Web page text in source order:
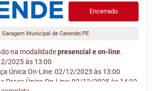
Encerrado
Municipal de Catende/PE
na modalidadepresencial e on-line.
2025 às 13:00
Única On-Line: 02/12/2025 às 13:00
Praça Única On-Line: 02/12/2025 às 14:10